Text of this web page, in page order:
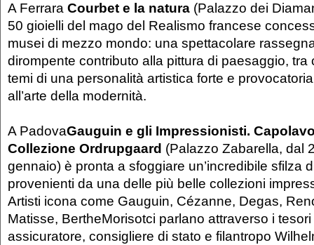
A Ferrara Courbet e la natura (Palazzo dei
50 gioielli del mago del Realismo francese
musei di mezzo mondo: una spettacolare
dirompente contributo alla pittura di paesaggio, tra
temi di una personalità artistica forte e
all’arte della modernità.
A PadovaGauguin e gli Impressionisti.
Collezione Ordrupgaard (Palazzo Zabarella, dal
gennaio) è pronta a sfoggiare un’incredibile sfilza
provenienti da una delle più belle collezioni
Artisti icona come Gauguin, Cézanne, Degas,
Matisse, BertheMorisotci parlano attraverso i
assicuratore, consigliere di stato e filantropo